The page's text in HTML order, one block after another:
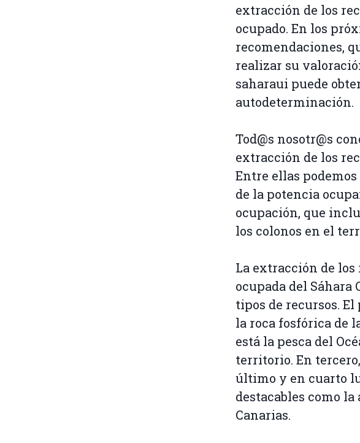
extracción de los
ocupado. En los
recomendaciones,
realizar su
saharaui puede
autodeterminación.
Tod@s nosotr@s
extracción de los
Entre ellas
de la potencia
ocupación, que
los colonos en el
La extracción de
ocupada del
tipos de recursos.
la roca fosfórica de
está la pesca del
territorio. En
último y en cuarto
destacables como
Canarias.